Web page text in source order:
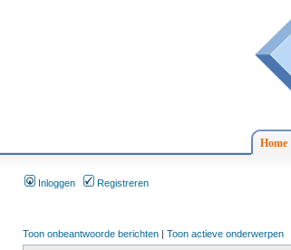
Home
Inloggen Registreren
Toon onbeantwoorde berichten | Toon actieve onderwerpen